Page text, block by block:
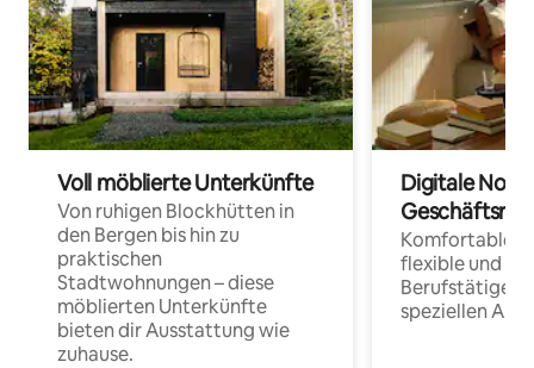
Voll möblierte Unterkünfte
Von ruhigen Blockhütten in
den Bergen bis hin zu
praktischen
Stadtwohnungen – diese
möblierten Unterkünfte
bieten dir Ausstattung wie
zuhause.
Digitale
Komfortable
flexible und
Berufstätige
speziellen